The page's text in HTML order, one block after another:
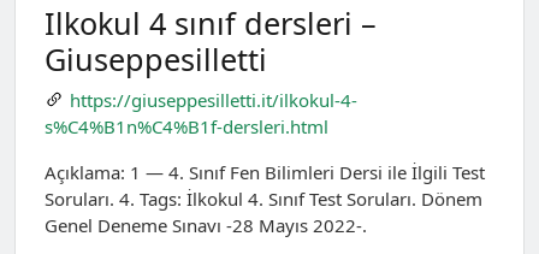
Ilkokul 4 sınıf dersleri –
Giuseppesilletti
https://giuseppesilletti.it/ilkokul-4-
s%C4%B1n%C4%B1f-dersleri.html
Açıklama: 1 — 4. Sınıf Fen Bilimleri Dersi ile İlgili Test
Soruları. 4. Tags: İlkokul 4. Sınıf Test Soruları. Dönem
Genel Deneme Sınavı -28 Mayıs 2022-.